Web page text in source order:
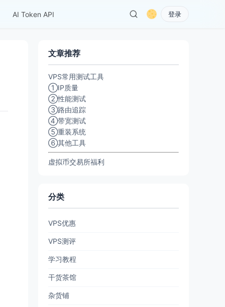
AI Token API 登录
文章推荐
VPS常用测试工具
①IP质量
②性能测试
③路由追踪
④带宽测试
⑤重装系统
⑥其他工具
虚拟币交易所福利
分类
VPS优惠
VPS测评
学习教程
干货茶馆
杂货铺